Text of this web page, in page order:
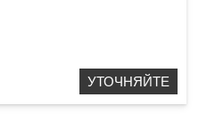
УТОЧНЯЙТЕ